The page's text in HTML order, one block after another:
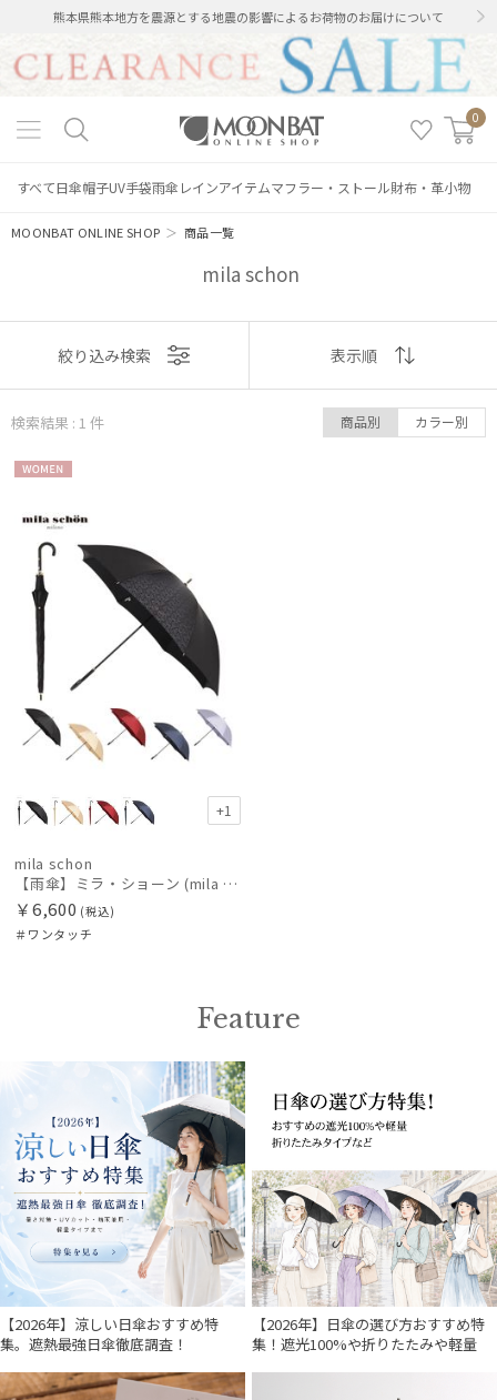
熊本県熊本地方を震源とする地震の影響によるお荷物のお届けについて
0
すべて日傘帽子UV手袋雨傘 レインアイテムマフラー・ストール財布・革小物
MOONBAT ONLINE SHOP ＞商品一覧
mila schon
絞り込み
レディース
カテゴリー
ブランド
estaa
エスタ
FLO(A)TUS
フロータス
FURLA
フルラ
Fuwacool®
フワクール®
LANVIN en Bleu
MAGICAL TECH
mila schon
ミラ・ショーン
MIRACLE TECH
ミラクルテック
POLO RALPH LAUREN
ポロ ラルフ ローレン
SWASH LONDON
スウォッシュロンドン
urawaza
ウラワザ
表示
おすすめ
価格の高い
順
価格の低い
順
売上点数順
お気に入り
絞り込み検索 表示順
検索結果 : 1 件 商品別 カラー別
N
+1
mila schon
【雨傘】ミラ・ショーン (mila schon) ロゴジャガード ジャンプ式 耐風傘 親骨：65cm
￥6,600 (税込)
＃ワンタッチ
Feature
【2026年】涼しい日傘おすすめ特
集。遮熱最強日傘徹底調査！
【2026年】日傘の選び方おすすめ特
集！遮光100%や折りたたみや軽量